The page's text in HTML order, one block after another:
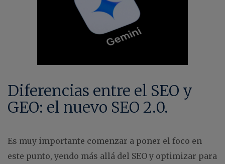
Diferencias entre el SEO y
GEO: el nuevo SEO 2.0.
Es muy importante comenzar a poner el foco en
este punto, yendo más allá del SEO y optimizar para